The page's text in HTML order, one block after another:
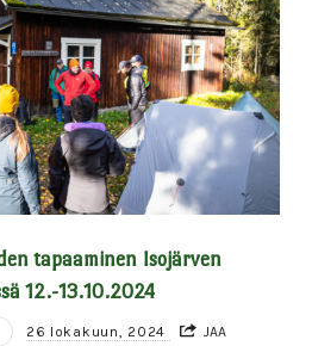
tapaaminen Isojärven
12.-13.10.2024
26 lokakuun, 2024 JAA